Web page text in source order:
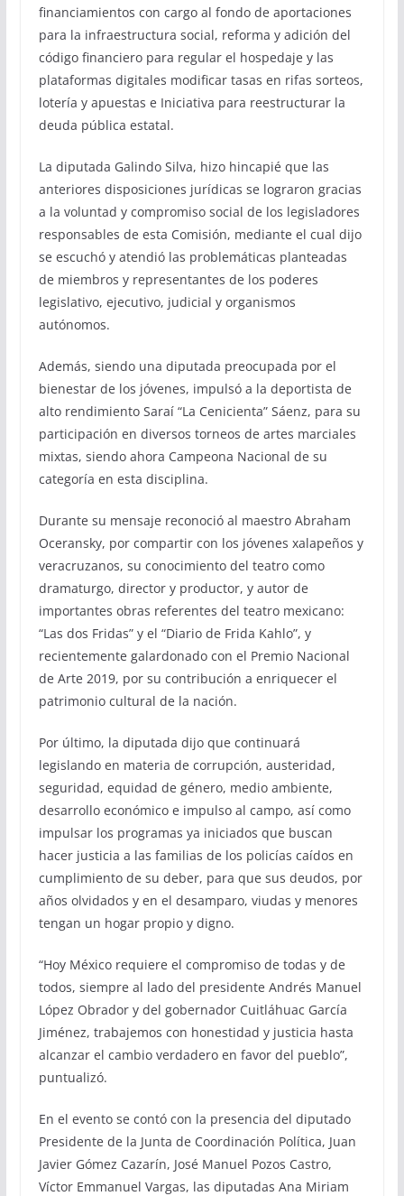
financiamientos con cargo al fondo de aportaciones
para la infraestructura social, reforma y adición del
código financiero para regular el hospedaje y las
plataformas digitales modificar tasas en rifas sorteos,
lotería y apuestas e Iniciativa para reestructurar la
deuda pública estatal.
La diputada Galindo Silva, hizo hincapié que las
anteriores disposiciones jurídicas se lograron gracias
a la voluntad y compromiso social de los legisladores
responsables de esta Comisión, mediante el cual dijo
se escuchó y atendió las problemáticas planteadas
de miembros y representantes de los poderes
legislativo, ejecutivo, judicial y organismos
autónomos.
Además, siendo una diputada preocupada por el
bienestar de los jóvenes, impulsó a la deportista de
alto rendimiento Saraí “La Cenicienta” Sáenz, para su
participación en diversos torneos de artes marciales
mixtas, siendo ahora Campeona Nacional de su
categoría en esta disciplina.
Durante su mensaje reconoció al maestro Abraham
Oceransky, por compartir con los jóvenes xalapeños y
veracruzanos, su conocimiento del teatro como
dramaturgo, director y productor, y autor de
importantes obras referentes del teatro mexicano:
“Las dos Fridas” y el “Diario de Frida Kahlo”, y
recientemente galardonado con el Premio Nacional
de Arte 2019, por su contribución a enriquecer el
patrimonio cultural de la nación.
Por último, la diputada dijo que continuará
legislando en materia de corrupción, austeridad,
seguridad, equidad de género, medio ambiente,
desarrollo económico e impulso al campo, así como
impulsar los programas ya iniciados que buscan
hacer justicia a las familias de los policías caídos en
cumplimiento de su deber, para que sus deudos, por
años olvidados y en el desamparo, viudas y menores
tengan un hogar propio y digno.
“Hoy México requiere el compromiso de todas y de
todos, siempre al lado del presidente Andrés Manuel
López Obrador y del gobernador Cuitláhuac García
Jiménez, trabajemos con honestidad y justicia hasta
alcanzar el cambio verdadero en favor del pueblo”,
puntualizó.
En el evento se contó con la presencia del diputado
Presidente de la Junta de Coordinación Política, Juan
Javier Gómez Cazarín, José Manuel Pozos Castro,
Víctor Emmanuel Vargas, las diputadas Ana Miriam